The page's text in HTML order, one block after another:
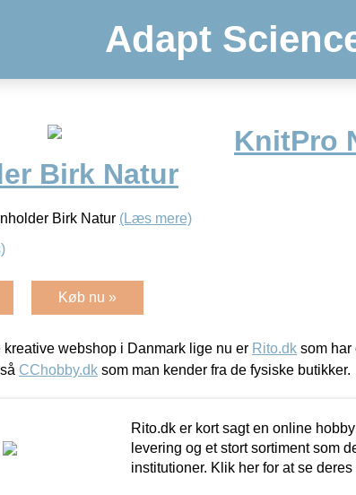
Adapt
KnitPro
Birk Natur
Birk Natur (Læs mere)
Køb nu »
webshop i Danmark lige nu er Rito.dk som har
CChobby.dk som man kender fra de fysiske butikker.
Rito.dk er kort sagt en online
levering og et stort sortiment som
institutioner. Klik her for at se deres